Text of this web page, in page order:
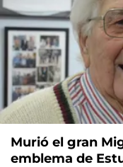
Murió el gran
emblema de